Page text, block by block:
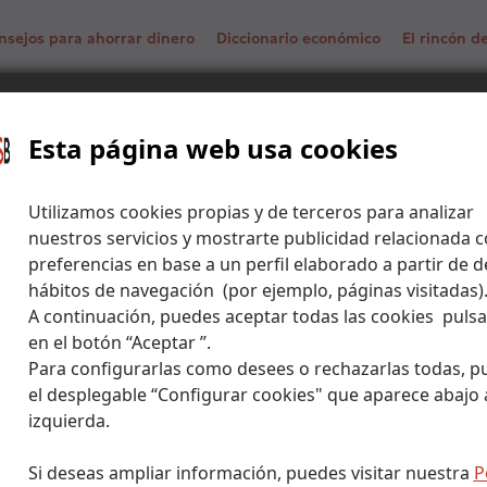
Esta página web usa cookies
Utilizamos cookies propias y de terceros para analizar
nuestros servicios y mostrarte publicidad relacionada
preferencias en base a un perfil elaborado a partir de
hábitos de navegación (por ejemplo, páginas visitadas).
A continuación, puedes aceptar todas las cookies
en el botón “Aceptar ”.
Para configurarlas como desees o rechazarlas todas,
el desplegable “Configurar cookies" que aparece abajo
izquierda.
Si deseas ampliar información, puedes visitar nuestra
para ahorrar dinero Diccionario económico El rincón
en la bolsa